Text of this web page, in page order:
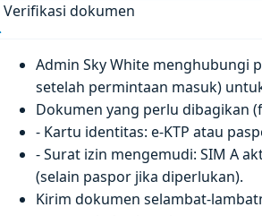
Verifikasi dokumen
Admin Sky White menghubungi
setelah permintaan masuk)
Dokumen yang perlu dibagikan
- Kartu identitas: e-KTP atau
- Surat izin mengemudi: SIM A
(selain paspor jika diperlukan).
Kirim dokumen selambat-